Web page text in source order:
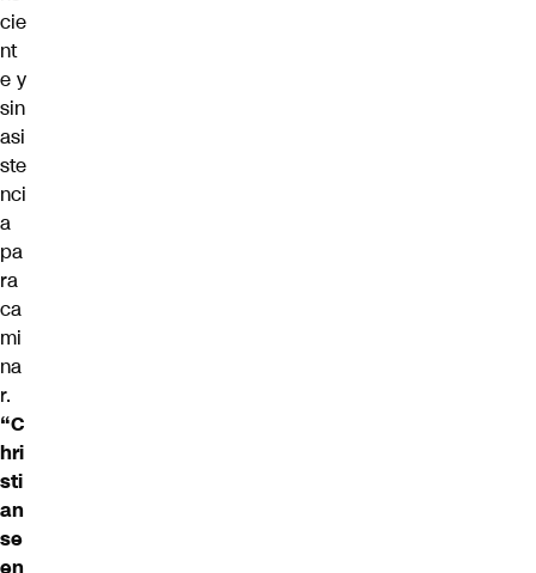
cie
nt
e y
sin
asi
ste
nci
a
pa
ra
ca
mi
na
r.
“C
hri
sti
an
se
en